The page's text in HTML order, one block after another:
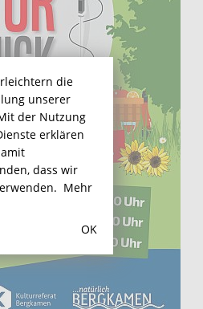
die
unserer
der Nutzung
erklären
dass wir
Mehr
OK